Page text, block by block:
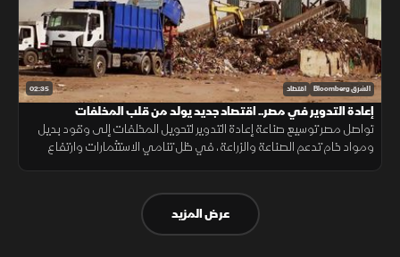
02:35 الشرق Bloomberg اقتصاد
إعادة التدوير في مصر.. اقتصاد جديد يولد من قلب المخلفات
تواصل مصر توسيع صناعة إعادة التدوير لتحويل المخلفات إلى وقود بديل
ومواد خام تدعم الصناعة والزراعة، في ظل تنامي الاستثمارات وارتفاع
عرض المزيد